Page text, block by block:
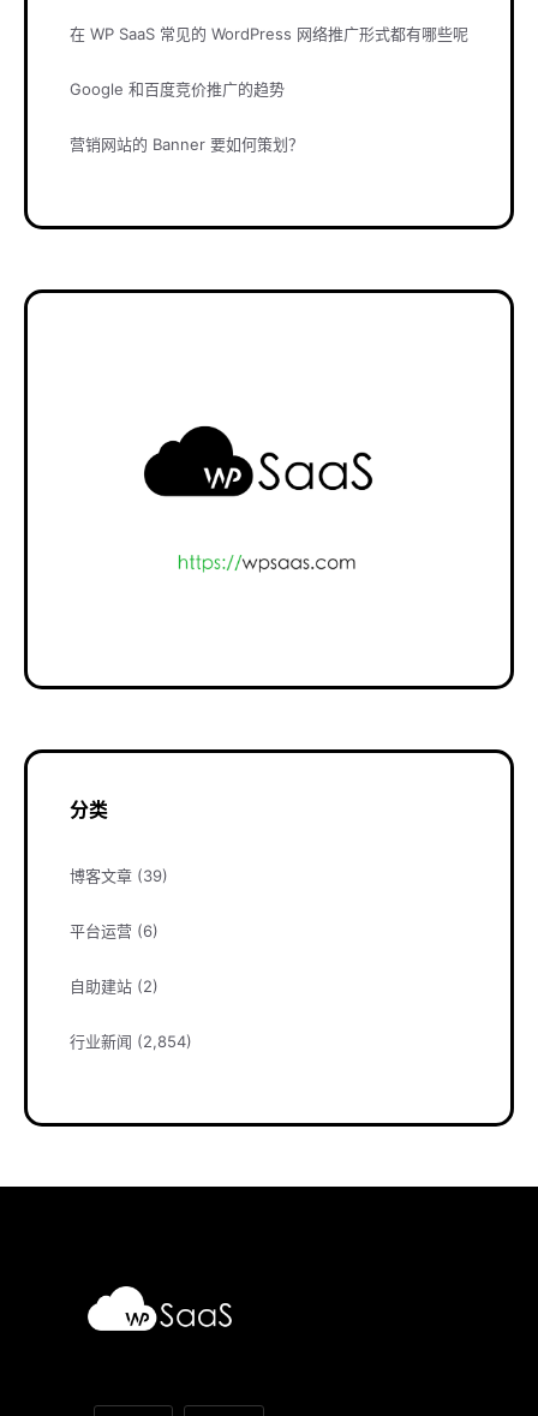
在 WP SaaS 常见的 WordPress 网络推广形式都有哪些呢
Google 和百度竞价推广的趋势
营销网站的 Banner 要如何策划？
分类
博客文章 (39)
平台运营 (6)
自助建站 (2)
行业新闻 (2,854)